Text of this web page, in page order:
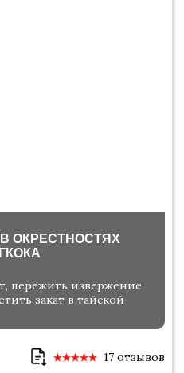
ОКРЕСТНОСТЯХ
пережить извержение
закат в тайской
17 отзывов